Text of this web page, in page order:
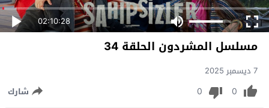
02:10:28
مسلسل المشردون الحلقة 34
7 ديسمبر 2025
0
0 شارك